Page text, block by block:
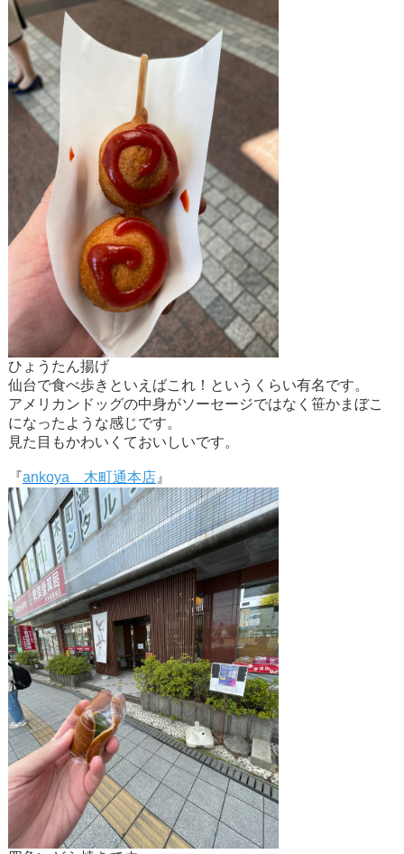
ひょうたん揚げ
仙台で食べ歩きといえばこれ！というくらい有名です。
アメリカンドッグの中身がソーセージではなく笹かまぼこ
になったような感じです。
見た目もかわいくておいしいです。
『ankoya 木町通本店』